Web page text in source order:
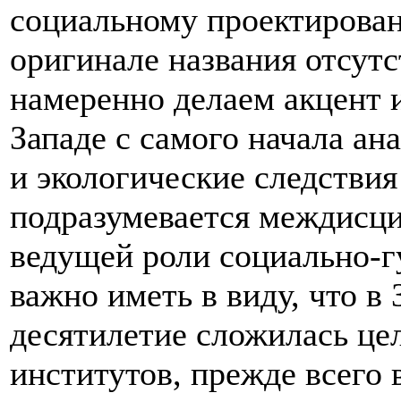
социальному
оригинале названия
намеренно делаем акцент
Западе с самого начала
и экологические
подразумевается
ведущей роли социально-
важно иметь в виду, что в
десятилетие сложилась
институтов, прежде